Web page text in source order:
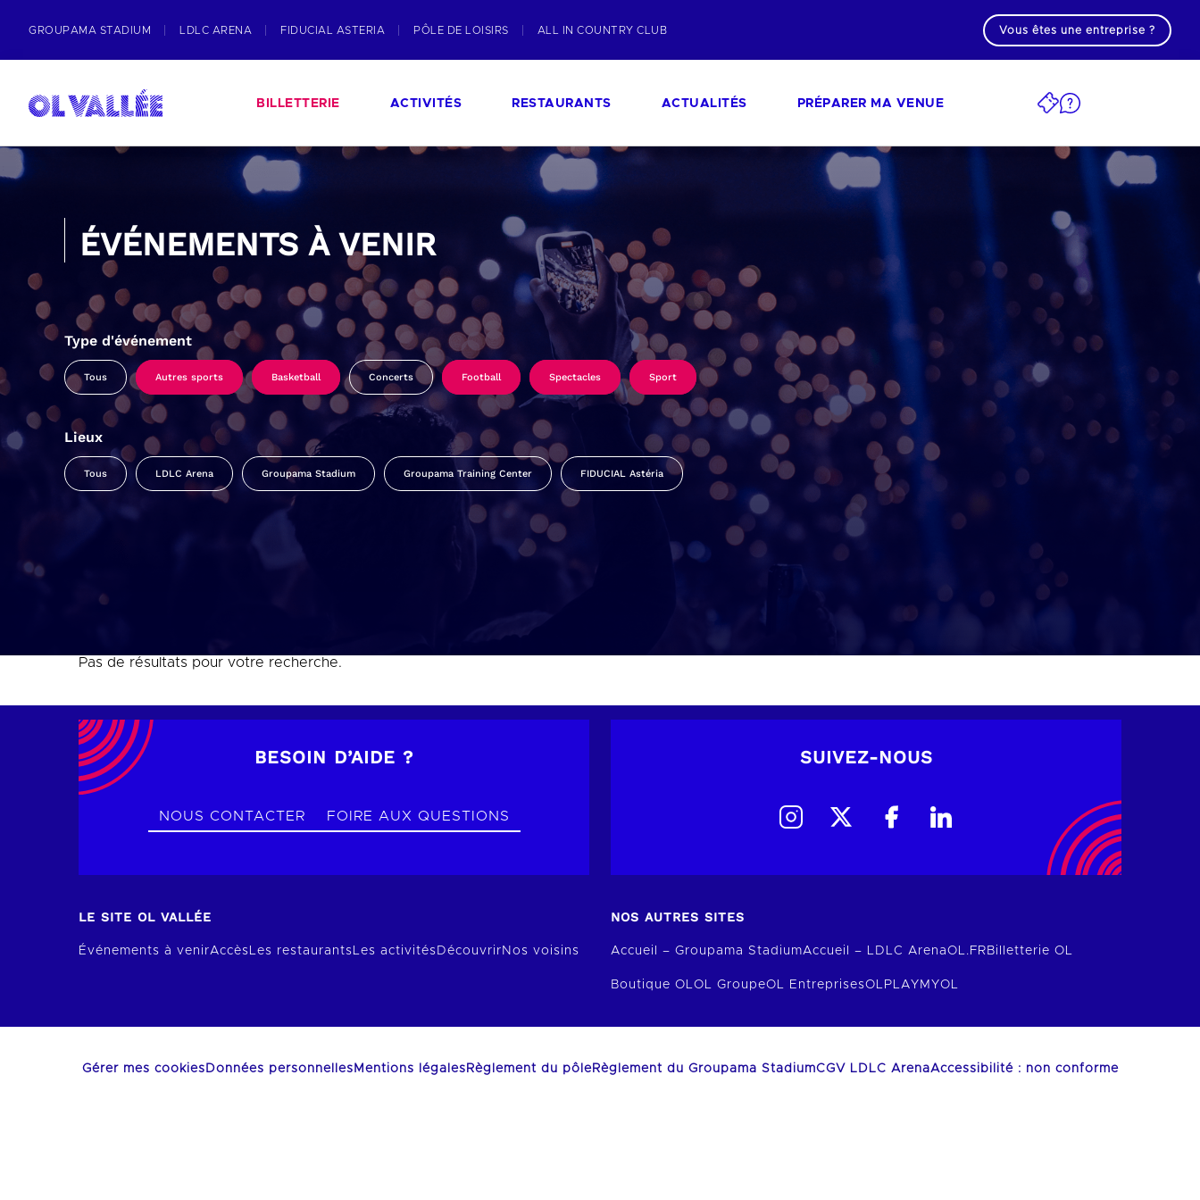
GROUPAMA STADIUM LDLC ARENA FIDUCIAL ASTERIA PÔLE DE LOISIRS ALL IN COUNTRY CLUB Vous êtes une entreprise ?
BILLETTERIE ACTIVITÉS RESTAURANTS ACTUALITÉS PRÉPARER MA VENUE
ÉVÉNEMENTS À VENIR
Type d'événement
Tous Autres sports Basketball Concerts Football Spectacles Sport
Lieux
Tous LDLC Arena Groupama Stadium Groupama Training Center FIDUCIAL Astéria
Pas de résultats pour votre recherche.
BESOIN D’AIDE ?
NOUS CONTACTER FOIRE AUX QUESTIONS
SUIVEZ-NOUS
LE SITE OL VALLÉE
Événements à venirAccèsLes restaurantsLes activités Découvrir Nos voisins
NOS AUTRES SITES
Accueil – Groupama StadiumAccueil – LDLC ArenaOL.FR Billetterie OL
Boutique OLOL GroupeOL EntreprisesOLPLAY MYOL
Gérer mes cookies Données personnelles Mentions légales Règlement du pôleRèglement du Groupama StadiumCGV LDLC ArenaAccessibilité : non conforme